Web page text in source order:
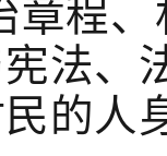
章程
法、
的人